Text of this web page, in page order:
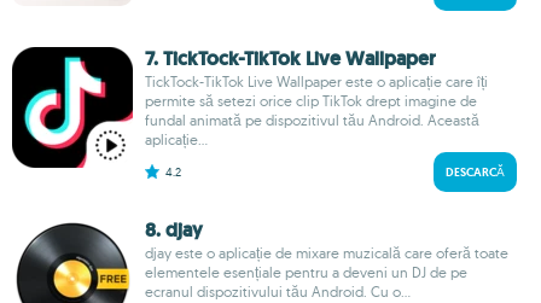
7. TickTock-TikTok Live Wallpaper
TickTock-TikTok Live Wallpaper este o aplicație care îți
permite să setezi orice clip TikTok drept imagine de
fundal animată pe dispozitivul tău Android. Această
aplicație...
4.2 DESCARCĂ
8. djay
djay este o aplicație de mixare muzicală care oferă toate
elementele esențiale pentru a deveni un DJ de pe
ecranul dispozitivului tău Android. Cu o...